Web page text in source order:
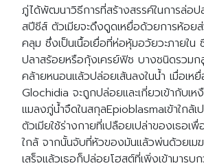
ภู่ได้พัฒนาวิธีการที่สร้างสรรค์ในการล่อปล
สปีชีส์ ตัวเมียจะดึงดูดเหยื่อด้วยการห้อย
คลุม ซึ่งเป็นเนื้อเยื่อที่ห่อหุ้มอวัยวะภายใ
ปลาสร้อยหรือกุ้งเครย์ฟิช บางชนิดรวมก
คล้ายหนอนแล้วปล่อยเส้นลงในน้ำ เมื่อเห
Glochidia จะถูกปล่อยและเกี่ยวเข้ากับเ
แมลงภู่น้ำจืดในสกุลEpioblasmaเข้าใกล้
ตัวเมียใช้ร่างกายที่เปลือยเปล่าของเธอเพื่
ใกล้ จากนั้นจับที่หัวของมันแล้วพ่นด้วยเม
เสร็จแล้วเธอก็ปล่อยโฮสต์ที่เพิ่งเข้ามารบ